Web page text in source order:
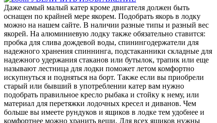
Даже самый малый катер кроме двигателя должен быть
оснащен по крайней мере якорем. Подобрать якорь в лодку
можно на нашем сайте. В наличии разные типы и разный вес
якорей. На алюминиевую лодку также обязательно ставится:
пробка для слива дождевой воды, спинингодержатели для
надежного хранения спиннинга, подстаканники складные для
надежного удержания стаканов или бутылок, трапик или еще
называют лестница для лодки поможет летом комфортно
искупнуться и подняться на борт. Также если вы приобрели
старый или бывший в употреблении катер вам нужно
подобрать правильное кресло рыбака и стойку к нему, или
материал для перетяжки лодочных кресел и диванов. Чем
больше вы имеете рундуков и ящиков в лодке тем удобнее и
комфортнее можно хранить вещи. Для всех ящиков нужны